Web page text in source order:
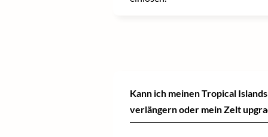
Kann ich meinen Tropical
verlängern oder mein Zelt